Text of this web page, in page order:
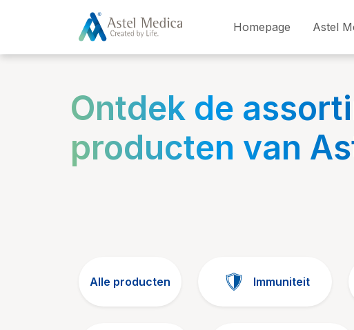
Homepage Astel
Ontdek de
producten van
Alle producten Immuniteit